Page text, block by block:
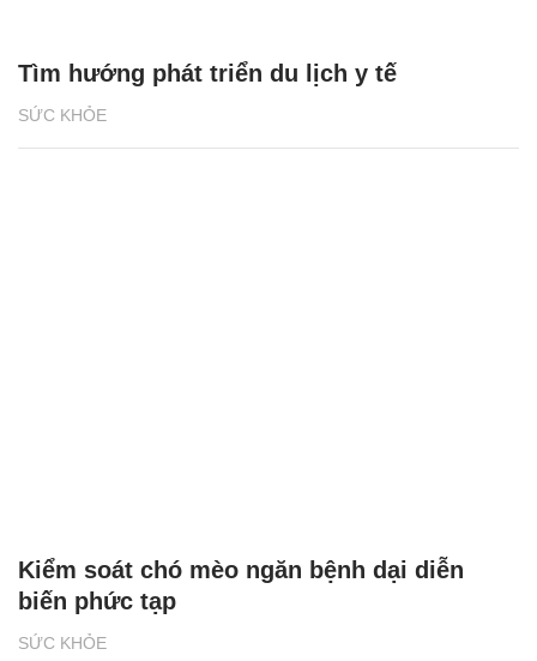
SỨC KHỎE
Tìm hướng phát triển du lịch y tế
SỨC KHỎE
Kiểm soát chó mèo ngăn bệnh dại diễn
biến phức tạp